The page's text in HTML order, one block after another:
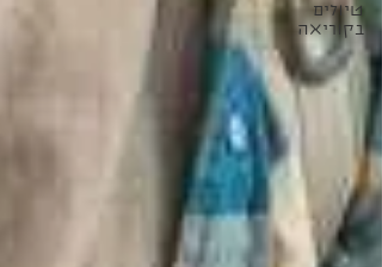
טיולים
בקוריאה